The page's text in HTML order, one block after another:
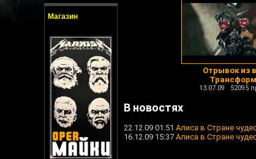
Магазин
Отрывок из
13.07.09 52095
В новостях
22.12.09 01:51 Алиса в Стране
16.12.09 15:37 Алиса в Стране